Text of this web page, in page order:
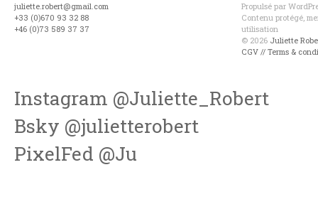
options
peuvent
page
juliette.robert@gmail.com
+33 (0)670 93 32 88
+46 (0)73 589 37 37
Propulsé par
Contenu protégé,
utilisation
© 2026 Juliette
CGV // Terms &
Instagram @Juliette_Robert
Bsky @julietterobert
PixelFed @Ju